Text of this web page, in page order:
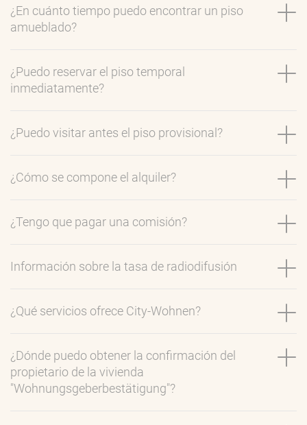
¿En cuánto tiempo puedo encontrar un piso
amueblado?
¿Puedo reservar el piso temporal
inmediatamente?
¿Puedo visitar antes el piso provisional?
¿Cómo se compone el alquiler?
¿Tengo que pagar una comisión?
Información sobre la tasa de radiodifusión
¿Qué servicios ofrece City-Wohnen?
¿Dónde puedo obtener la confirmación del
propietario de la vivienda
"Wohnungsgeberbestätigung"?